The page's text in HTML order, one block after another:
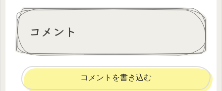
コメント
コメントを書き込む